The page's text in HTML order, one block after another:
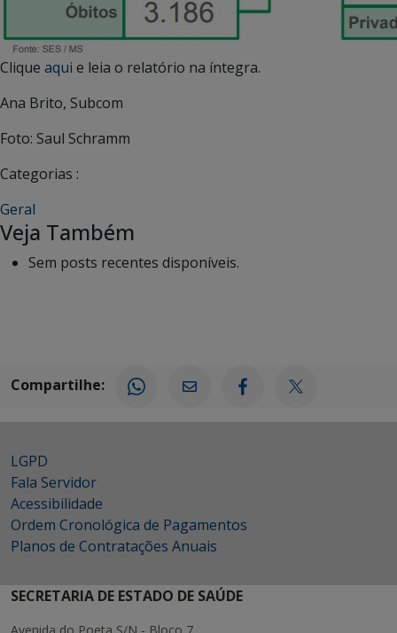
Clique aqui e leia o relatório na íntegra.
Ana Brito, Subcom
Foto: Saul Schramm
Categorias :
Geral
Veja Também
Sem posts recentes disponíveis.
Compartilhe:
LGPD
Fala Servidor
Acessibilidade
Ordem Cronológica de Pagamentos
Planos de Contratações Anuais
SECRETARIA DE ESTADO DE SAÚDE